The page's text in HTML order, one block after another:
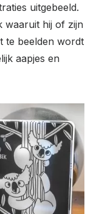
uitgebeeld.
waaruit hij of zijn
te beelden wordt
aapjes en